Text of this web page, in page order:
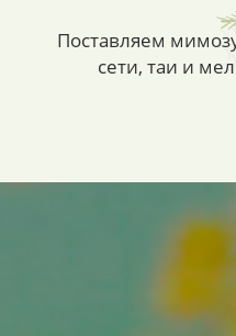
Поставляем
сети, таи и